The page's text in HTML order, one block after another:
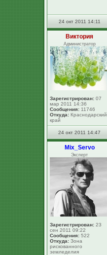
24 окт 2011 14:11
Виктория
Администратор
Зарегистрирован: 07
мар 2011 14:36
Сообщения: 11746
Откуда: Краснодарский
край
24 окт 2011 14:47
Mix_Servo
Эксперт
Зарегистрирован: 23
сен 2011 09:22
Сообщения: 522
Откуда: Зона
рискованного
земледелия